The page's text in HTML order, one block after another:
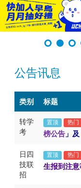
公告讯息
类别 标题
转学
考
置顶 热门
榜公告 」
日四
技联
招
置顶 热门
生报到注意